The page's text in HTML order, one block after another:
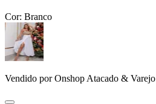
Cor: Branco
Vendido porOnshop Atacado & Varejo